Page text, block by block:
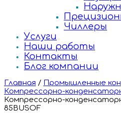
Чиллеры
Услуги
Наши работы
Контакты
Блог компании
Главная / Промышленные
Компрессорно-
Компрессорно-
85BUSOF